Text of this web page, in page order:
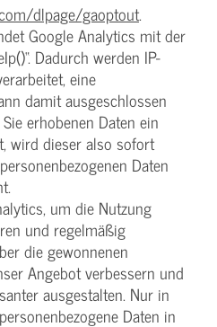
dlpage/gaoptout.
Google Analytics mit der
Dadurch werden IP-
eine
damit ausgeschlossen
erhobenen Daten ein
wird dieser also sofort
Daten
um die Nutzung
und regelmäßig
die gewonnenen
Angebot verbessern und
ausgestalten. Nur in
Daten in